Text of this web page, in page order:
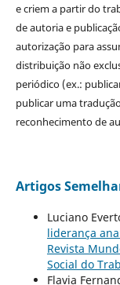
e criem a partir do
de autoria e
autorização para
distribuição não
periódico (ex.:
publicar uma
reconhecimento de
Artigos
Luciano
liderança
Revista
Social do
Flavia